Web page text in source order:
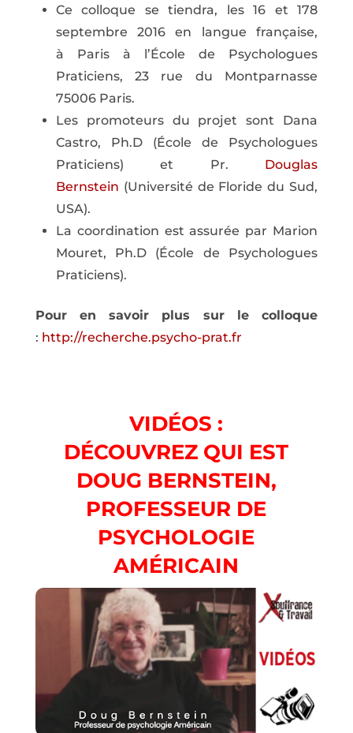
Ce colloque se tiendra, les 16 et 178
septembre 2016 en langue française,
à Paris à l’École de Psychologues
Praticiens, 23 rue du Montparnasse
75006 Paris.
Les promoteurs du projet sont Dana
Castro, Ph.D (École de Psychologues
Praticiens) et Pr. Douglas
Bernstein (Université de Floride du Sud,
USA).
La coordination est assurée par Marion
Mouret, Ph.D (École de Psychologues
Praticiens).
Pour en savoir plus sur le colloque
: http://recherche.psycho-prat.fr
VIDÉOS :
DÉCOUVREZ QUI EST
DOUG BERNSTEIN,
PROFESSEUR DE
PSYCHOLOGIE
AMÉRICAIN